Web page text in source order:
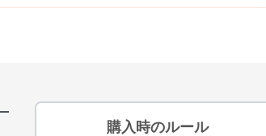
購入時のルール